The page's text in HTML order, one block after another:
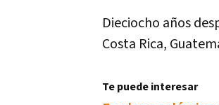
Dieciocho años
Costa Rica,
Te puede interesar